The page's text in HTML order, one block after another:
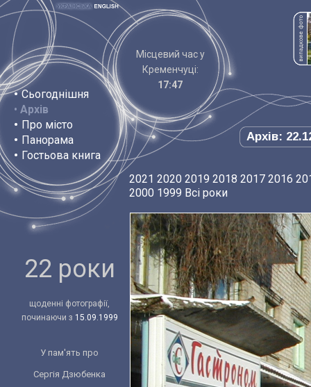
• Сьогоднішня
• Архів
• Про місто
• Панорама
• Гостьова книга
Місцевий час у
Кременчуці:
17:47
Архів:
22 роки
щоденні фотографії,
починаючи з 15.09.1999
У пам'ять про
Сергія Дзюбенка
2021 2020 2019 2018 2017 2016
2000 1999 Всі роки